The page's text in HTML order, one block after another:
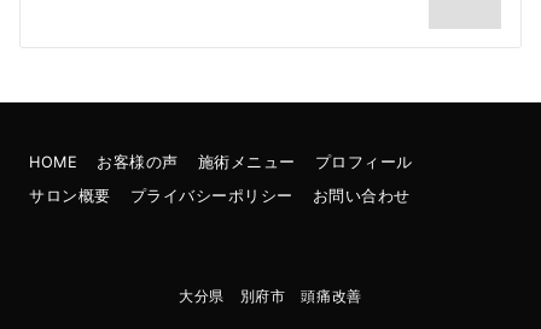
シ
HOME お客様の声 施術メニュー
プロフィール
サロン概要
プライバシーポリシー お問い合わせ
大分県 別府市 頭痛改善